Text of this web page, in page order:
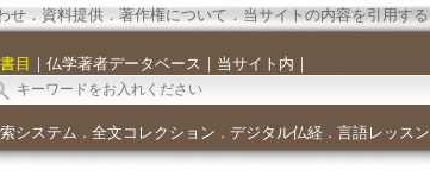
せ． 資料提供． 著作権について．当サイトの内容を引用する
書目 ｜ 仏学著者データベース ｜ 当サイト内 ｜
システム ． 全文コレクション ． デジタル仏経． 言語レッスン